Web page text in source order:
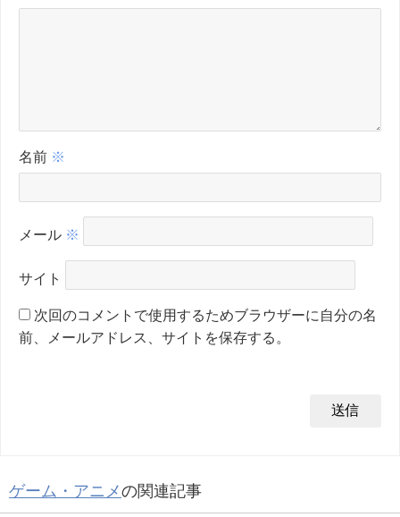
名前 ※
メール ※
サイト
次回のコメントで使用するためブラウザーに自分の名
前、メールアドレス、サイトを保存する。
ゲーム・アニメの関連記事